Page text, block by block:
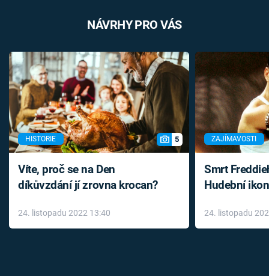
NÁVRHY PRO VÁS
HISTORIE 5
Víte, proč se na Den
díkůvzdání jí zrovna krocan?
24. listopadu 2022 13:40
ZAJÍMAVOSTI
Smrt
Hudební
léky
24. listopadu